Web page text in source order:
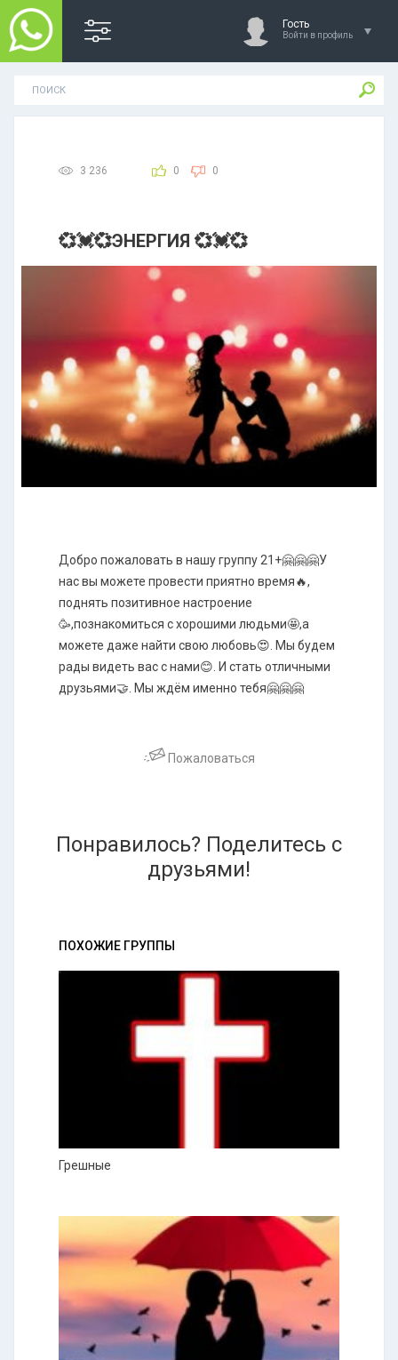
Гость
Войти в профиль
3 236 0 0
💞💓💞ЭНЕРГИЯ 💞💓💞
Добро пожаловать в нашу группу 21+🤗🤗🤗У
нас вы можете провести приятно время🔥,
поднять позитивное настроение
🥳,познакомиться с хорошими людьми🤩,а
можете даже найти свою любовь😍. Мы будем
рады видеть вас с нами😊. И стать отличными
друзьями🤝. Мы ждём именно тебя🤗🤗🤗
Пожаловаться
Понравилось? Поделитесь с
друзьями!
ПОХОЖИЕ ГРУППЫ
Грешные